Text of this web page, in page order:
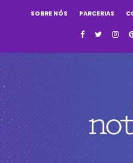
SOBRE NÓS PARCERIAS